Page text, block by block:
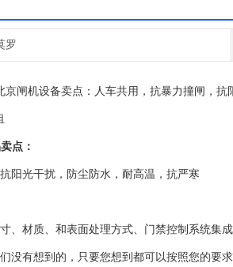
罗
京闸机设备卖点：人车共用，抗暴力撞闸，
点：
阳光干扰，防尘防水，耐高温，抗严寒
、材质、和表面处理方式、门禁控制系统集
没有想到的，只要您想到都可以按照您的要